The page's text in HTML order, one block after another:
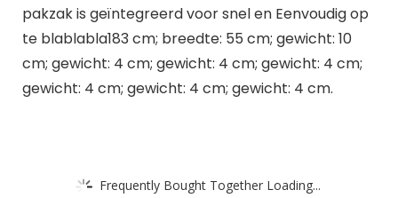
pakzak is geïntegreerd voor snel en Eenvoudig op
te blablabla183 cm; breedte: 55 cm; gewicht: 10
cm; gewicht: 4 cm; gewicht: 4 cm; gewicht: 4 cm;
gewicht: 4 cm; gewicht: 4 cm; gewicht: 4 cm.
Frequently Bought Together Loading...